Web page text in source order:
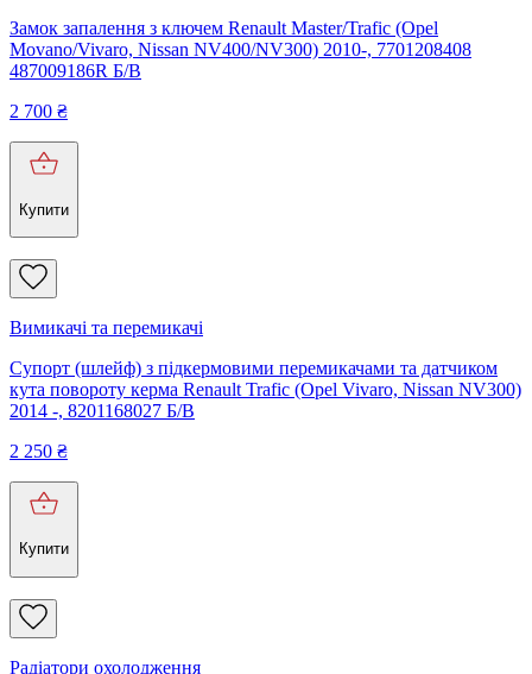
Замок запалення з ключем Renault Master/Trafic (Opel
Movano/Vivaro, Nissan NV400/NV300) 2010-, 7701208408
487009186R Б/В
2 700 ₴
Купити
Вимикачі та перемикачі
Супорт (шлейф) з підкермовими перемикачами та датчиком
кута повороту керма Renault Trafic (Opel Vivaro, Nissan NV300)
2014 -, 8201168027 Б/В
2 250 ₴
Купити
Радіатори охолодження